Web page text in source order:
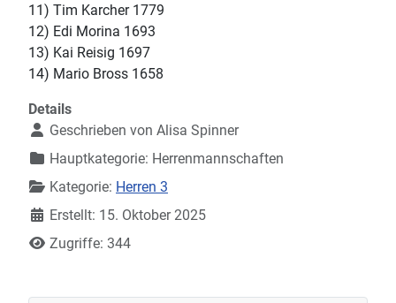
11) Tim Karcher 1779
12) Edi Morina 1693
13) Kai Reisig 1697
14) Mario Bross 1658
Details
Geschrieben von Alisa Spinner
Hauptkategorie: Herrenmannschaften
Kategorie: Herren 3
Erstellt: 15. Oktober 2025
Zugriffe: 344